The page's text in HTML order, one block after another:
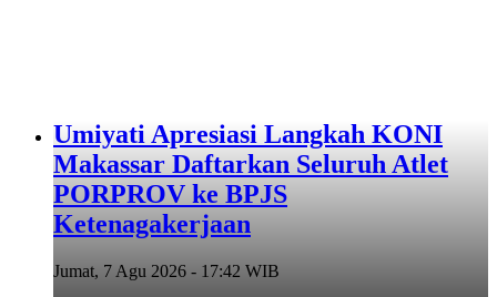
Umiyati Apresiasi Langkah KONI
Makassar Daftarkan Seluruh Atlet
PORPROV ke BPJS
Ketenagakerjaan
Jumat, 7 Agu 2026 - 17:42 WIB